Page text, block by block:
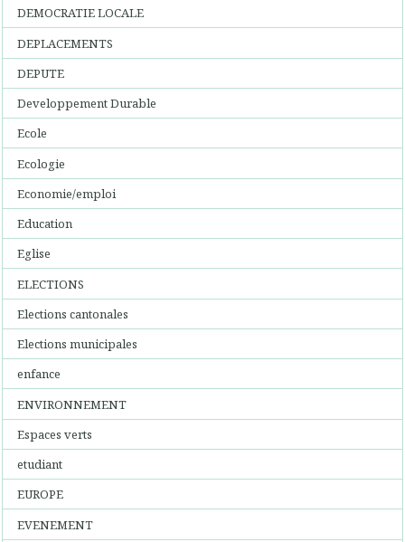
DEMOCRATIE LOCALE
DEPLACEMENTS
DEPUTE
Developpement Durable
Ecole
Ecologie
Economie/emploi
Education
Eglise
ELECTIONS
Elections cantonales
Elections municipales
enfance
ENVIRONNEMENT
Espaces verts
etudiant
EUROPE
EVENEMENT